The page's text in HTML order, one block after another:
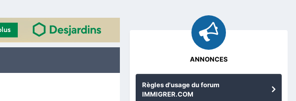
ANNONCES
Règles d'usage du forum
IMMIGRER.COM